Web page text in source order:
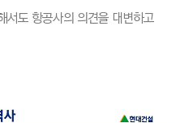
서도 항공사의 의견을 대변하고